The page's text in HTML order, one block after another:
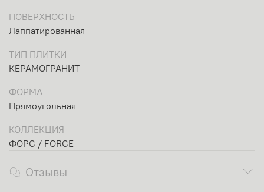
ПОВЕРХНОСТЬ
Лаппатированная
ТИП ПЛИТКИ
КЕРАМОГРАНИТ
ФОРМА
Прямоугольная
КОЛЛЕКЦИЯ
ФОРС / FORCE
Отзывы